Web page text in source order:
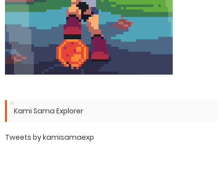
Kami Sama Explorer
Tweets by kamisamaexp